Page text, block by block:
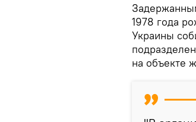
1978 года
Украины
на объекте